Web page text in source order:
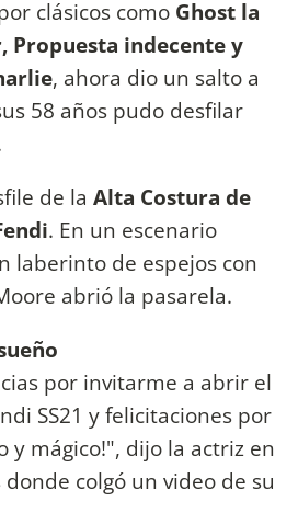
clásicos como Ghost la
Propuesta indecente y
, ahora dio un salto a
58 años pudo desfilar
de la Alta Costura de
. En un escenario
laberinto de espejos con
abrió la pasarela.
por invitarme a abrir el
SS21 y felicitaciones por
y mágico!", dijo la actriz en
colgó un video de su